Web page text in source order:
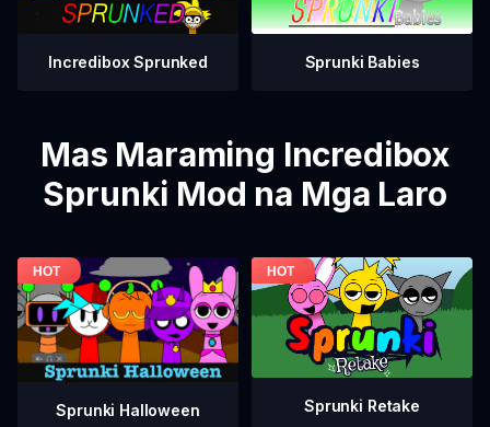
Incredibox Sprunked Sprunki Babies
Mas Maraming Incredibox
Sprunki Mod na Mga Laro
Sprunki Halloween Sprunki Retake